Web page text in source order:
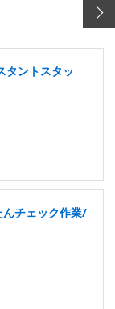
タントスタッ
チェック作業/